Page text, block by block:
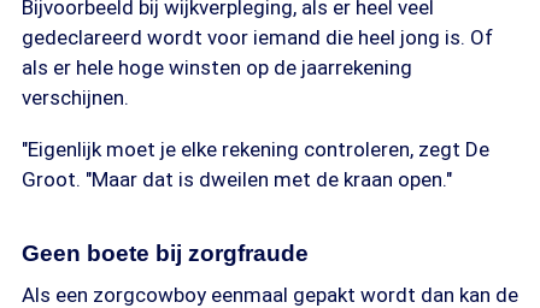
Bijvoorbeeld bij wijkverpleging, als er heel veel
gedeclareerd wordt voor iemand die heel jong is. Of
als er hele hoge winsten op de jaarrekening
verschijnen.
"Eigenlijk moet je elke rekening controleren, zegt De
Groot. "Maar dat is dweilen met de kraan open."
Geen boete bij zorgfraude
Als een zorgcowboy eenmaal gepakt wordt dan kan de